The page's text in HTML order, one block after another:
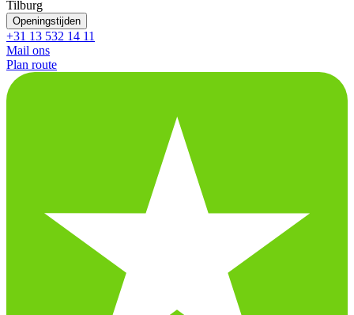
Tilburg
Openingstijden
+31 13 532 14 11
Mail ons
Plan route